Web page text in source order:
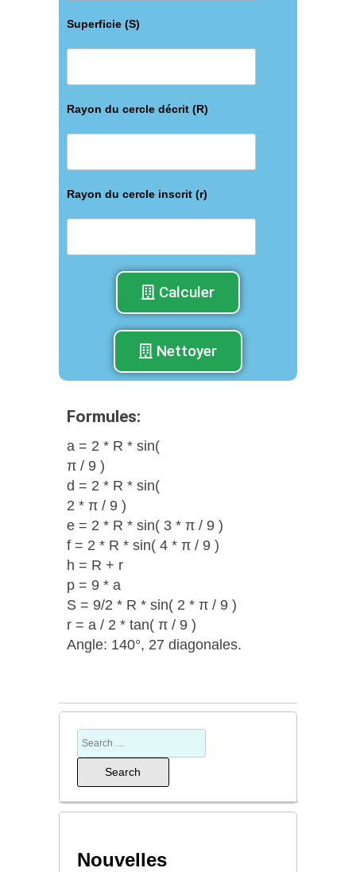
Superficie (S)
Rayon du cercle décrit (R)
Rayon du cercle inscrit (r)
Calculer
Nettoyer
Formules:
a = 2 * R * sin(
π / 9 )
d = 2 * R * sin(
2 * π / 9 )
e = 2 * R * sin( 3 * π / 9 )
f = 2 * R * sin( 4 * π / 9 )
h = R + r
p = 9 * a
S = 9/2 * R * sin( 2 * π / 9 )
r = a / 2 * tan( π / 9 )
Angle: 140°, 27 diagonales.
Nouvelles